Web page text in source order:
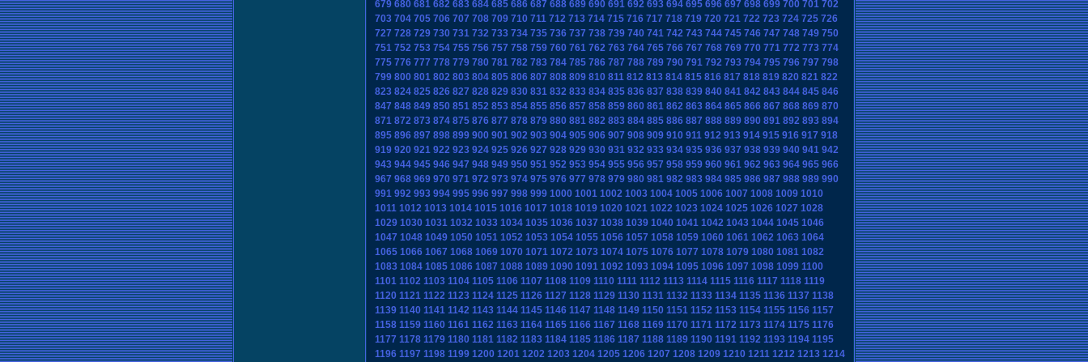
679 680 681 682 683 684 685 686 687 688 689 690 691 692 693 694 695 696 697 698 699 700 701 702
703 704 705 706 707 708 709 710 711 712 713 714 715 716 717 718 719 720 721 722 723 724 725 726
727 728 729 730 731 732 733 734 735 736 737 738 739 740 741 742 743 744 745 746 747 748 749 750
751 752 753 754 755 756 757 758 759 760 761 762 763 764 765 766 767 768 769 770 771 772 773 774
775 776 777 778 779 780 781 782 783 784 785 786 787 788 789 790 791 792 793 794 795 796 797 798
799 800 801 802 803 804 805 806 807 808 809 810 811 812 813 814 815 816 817 818 819 820 821 822
823 824 825 826 827 828 829 830 831 832 833 834 835 836 837 838 839 840 841 842 843 844 845 846
847 848 849 850 851 852 853 854 855 856 857 858 859 860 861 862 863 864 865 866 867 868 869 870
871 872 873 874 875 876 877 878 879 880 881 882 883 884 885 886 887 888 889 890 891 892 893 894
895 896 897 898 899 900 901 902 903 904 905 906 907 908 909 910 911 912 913 914 915 916 917 918
919 920 921 922 923 924 925 926 927 928 929 930 931 932 933 934 935 936 937 938 939 940 941 942
943 944 945 946 947 948 949 950 951 952 953 954 955 956 957 958 959 960 961 962 963 964 965 966
967 968 969 970 971 972 973 974 975 976 977 978 979 980 981 982 983 984 985 986 987 988 989 990
991 992 993 994 995 996 997 998 999 1000 1001 1002 1003 1004 1005 1006 1007 1008 1009 1010
1011 1012 1013 1014 1015 1016 1017 1018 1019 1020 1021 1022 1023 1024 1025 1026 1027 1028
1029 1030 1031 1032 1033 1034 1035 1036 1037 1038 1039 1040 1041 1042 1043 1044 1045 1046
1047 1048 1049 1050 1051 1052 1053 1054 1055 1056 1057 1058 1059 1060 1061 1062 1063 1064
1065 1066 1067 1068 1069 1070 1071 1072 1073 1074 1075 1076 1077 1078 1079 1080 1081 1082
1083 1084 1085 1086 1087 1088 1089 1090 1091 1092 1093 1094 1095 1096 1097 1098 1099 1100
1101 1102 1103 1104 1105 1106 1107 1108 1109 1110 1111 1112 1113 1114 1115 1116 1117 1118 1119
1120 1121 1122 1123 1124 1125 1126 1127 1128 1129 1130 1131 1132 1133 1134 1135 1136 1137 1138
1139 1140 1141 1142 1143 1144 1145 1146 1147 1148 1149 1150 1151 1152 1153 1154 1155 1156 1157
1158 1159 1160 1161 1162 1163 1164 1165 1166 1167 1168 1169 1170 1171 1172 1173 1174 1175 1176
1177 1178 1179 1180 1181 1182 1183 1184 1185 1186 1187 1188 1189 1190 1191 1192 1193 1194 1195
1196 1197 1198 1199 1200 1201 1202 1203 1204 1205 1206 1207 1208 1209 1210 1211 1212 1213 1214